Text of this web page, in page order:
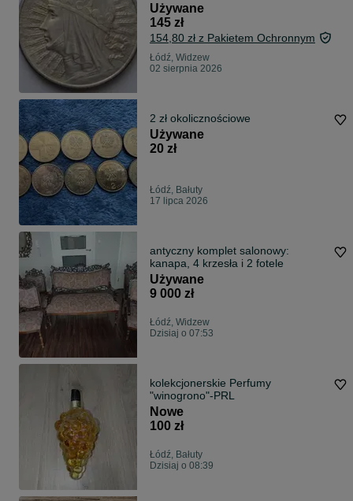
Używane
145 zł
154,80 zł z Pakietem Ochronnym
Łódź, Widzew
02 sierpnia 2026
2 zł okolicznościowe
Używane
20 zł
Łódź, Bałuty
17 lipca 2026
antyczny komplet salonowy:
kanapa, 4 krzesła i 2 fotele
Używane
9 000 zł
Łódź, Widzew
Dzisiaj o 07:53
kolekcjonerskie Perfumy
"winogrono"-PRL
Nowe
100 zł
Łódź, Bałuty
Dzisiaj o 08:39